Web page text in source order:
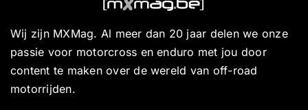
Wij zijn MXMag. Al meer dan 20 jaar delen we onze
passie voor motorcross en enduro met jou door
content te maken over de wereld van off-road
motorrijden.